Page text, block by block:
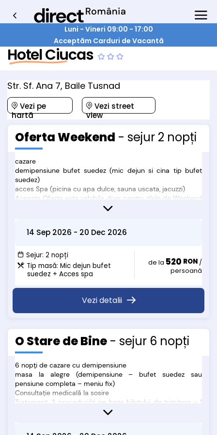
Luni - Vineri 09:00 - 17:00
Acceptăm Carduri de Vacantă
Hotel Ciucas
Str. Sf. Ana 7, Baile Tusnad
Vezi pe
hartă
Vezi street
view
Oferta Weekend - sejur 2 nopți
cazare
demipensiune bufet suedez (mic dejun si cina tip bufet
suedez)
acces Spa (picina cu apa dulce, sauna uscata, jacuzzi)
Aceasta Oferta este valabila doar pentru zilele de Weekend
( Vineri, Sambata si Duminica)
Tarife copii :
• Copiii intre 0 si 4 ani = gratuit (cazare in pat cu parintii +
demipensiune bufet suedez + acces SPA);
• Copiii intre 5 si 13 ani = 130 lei/zi (cazare in pat cu parintii +
demipensiune bufet suedez + acces SPA)
• Copiii intre 5 si 13 ani = 190 lei/zi (cazare in pat
varsta copiilor la receptie.
14 Sep 2026 - 20 Dec 2026
Sejur: 2 nopți
Tip masă: Mic dejun bufet
suedez + Acces spa
de la 520 RON /
persoană
Vezi detalii
O Stare de Bine - sejur 6 nopți
6 nopți de cazare cu demipensiune
masa la alegre (demipensiune – bufet suedez sau
pensiune completa – meniu fix)
Consultație medicală la sosire
Tratament: 3 proceduri/zi pe baza biletului de trimitere + 1
procedură inclusă în pachet (luni-vineri)